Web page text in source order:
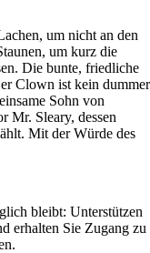
um nicht an den
um kurz die
Die bunte, friedliche
Clown ist kein dummer
Sohn von
Mr. Sleary, dessen
Mit der Würde des
bleibt: Unterstützen
erhalten Sie Zugang zu